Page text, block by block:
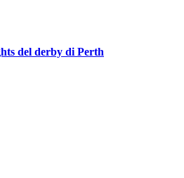
del derby di Perth